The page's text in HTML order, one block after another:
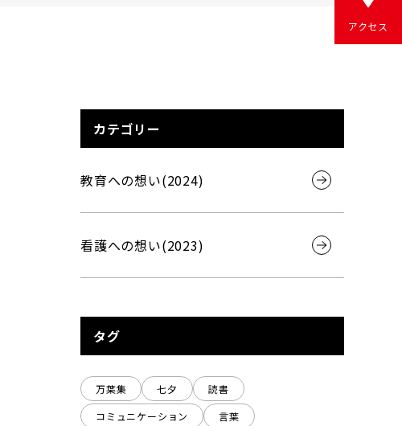
アクセス
カテゴリー
教育への想い(2024)
看護への想い(2023)
タグ
万葉集 七夕
読書
コミュニケーション
言葉